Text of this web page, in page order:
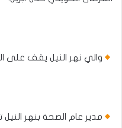
والي نهر النيل يقف على
مدير عام الصحة بنهر